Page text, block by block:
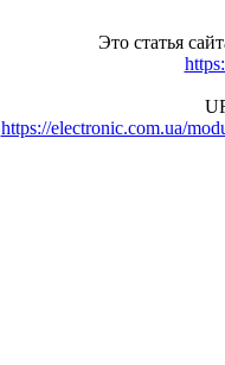
Это статья
https://electronic.com.ua/